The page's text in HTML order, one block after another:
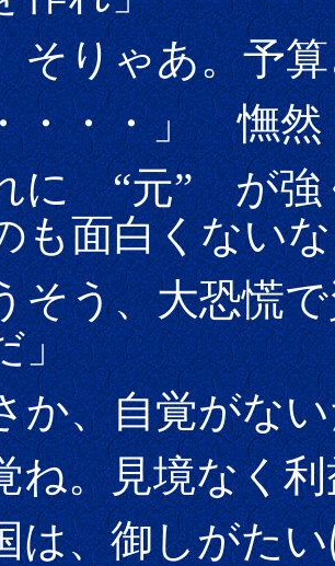
りゃあ。予算
・・」 憮然
“元” が強く
も面白くない
う、大恐慌で
」
、自覚がない
。見境なく利
、御しがたい